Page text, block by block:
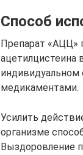
Способ
Препарат «АЦЦ»
ацетилцистеина
индивидуальном
медикаментами.
Усилить
организме
Выздоровление